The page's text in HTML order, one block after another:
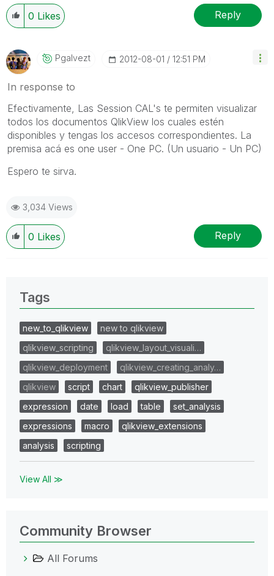
0 Likes Reply
Pgalvezt ‎2012-08-01 12:51 PM
In response to
Efectivamente, Las Session CAL's te permiten visualizar
todos los documentos QlikView los cuales estén
disponibles y tengas los accesos correspondientes. La
premisa acá es one user - One PC. (Un usuario - Un PC)
Espero te sirva.
3,034 Views
0 Likes Reply
Tags
new_to_qlikview
new to qlikview
qlikview_scripting
qlikview_layout_visuali…
qlikview_deployment
qlikview_creating_analy…
qlikview
script chart
qlikview_publisher
expression
date load table
set_analysis
expressions
macro
qlikview_extensions
analysis
scripting
View All ≫
Community Browser
All Forums